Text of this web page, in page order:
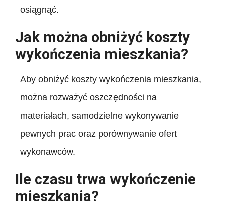
osiągnąć.
Jak można obniżyć koszty
wykończenia mieszkania?
Aby obniżyć koszty wykończenia mieszkania,
można rozważyć oszczędności na
materiałach, samodzielne wykonywanie
pewnych prac oraz porównywanie ofert
wykonawców.
Ile czasu trwa wykończenie
mieszkania?